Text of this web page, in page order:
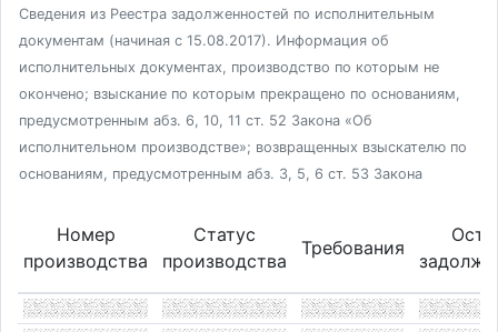
Сведения из Реестра задолженностей по исполнительным
документам (начиная с 15.08.2017). Информация об
исполнительных документах, производство по которым не
окончено; взыскание по которым прекращено по основаниям,
предусмотренным абз. 6, 10, 11 ст. 52 Закона «Об
исполнительном производстве»; возвращенных взыскателю по
основаниям, предусмотренным абз. 3, 5, 6 ст. 53 Закона
Номер
производства
Статус
производства
Требования